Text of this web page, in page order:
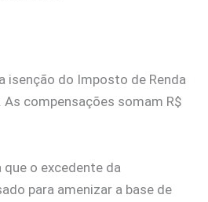
isenção do Imposto de Renda
As compensações somam R$
o excedente da
para amenizar a base de